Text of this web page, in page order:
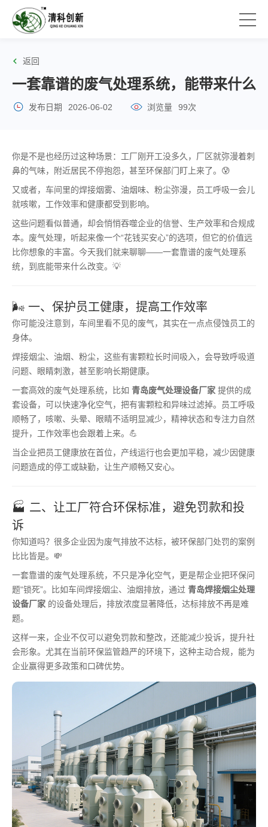
返回
一套靠谱的废气处理系统，能带来什么
发布日期 2026-06-02 浏览量 99次
你是不是也经历过这种场景：工厂刚开工没多久，厂区就弥漫着刺
鼻的气味，附近居民不停抱怨，甚至环保部门盯上来了。😰
又或者，车间里的焊接烟雾、油烟味、粉尘弥漫，员工呼吸一会儿
就咳嗽，工作效率和健康都受到影响。
这些问题看似普通，却会悄悄吞噬企业的信誉、生产效率和合规成
本。废气处理，听起来像一个“花钱买安心”的选项，但它的价值远
比你想象的丰富。今天我们就来聊聊——一套靠谱的废气处理系
统，到底能带来什么改变。💡
🌬 一、保护员工健康，提高工作效率
你可能没注意到，车间里看不见的废气，其实在一点点侵蚀员工的
身体。
焊接烟尘、油烟、粉尘，这些有害颗粒长时间吸入，会导致呼吸道
问题、眼睛刺激，甚至影响长期健康。
一套高效的废气处理系统，比如 青岛废气处理设备厂家 提供的成
套设备，可以快速净化空气，把有害颗粒和异味过滤掉。员工呼吸
顺畅了，咳嗽、头晕、眼睛不适明显减少，精神状态和专注力自然
提升，工作效率也会跟着上来。💪
当企业把员工健康放在首位，产线运行也会更加平稳，减少因健康
问题造成的停工或缺勤，让生产顺畅又安心。
🏭 二、让工厂符合环保标准，避免罚款和投
诉
你知道吗？很多企业因为废气排放不达标，被环保部门处罚的案例
比比皆是。💸
一套靠谱的废气处理系统，不只是净化空气，更是帮企业把环保问
题“锁死”。比如车间焊接烟尘、油烟排放，通过 青岛焊接烟尘处理
设备厂家 的设备处理后，排放浓度显著降低，达标排放不再是难
题。
这样一来，企业不仅可以避免罚款和整改，还能减少投诉，提升社
会形象。尤其在当前环保监管趋严的环境下，这种主动合规，能为
企业赢得更多政策和口碑优势。